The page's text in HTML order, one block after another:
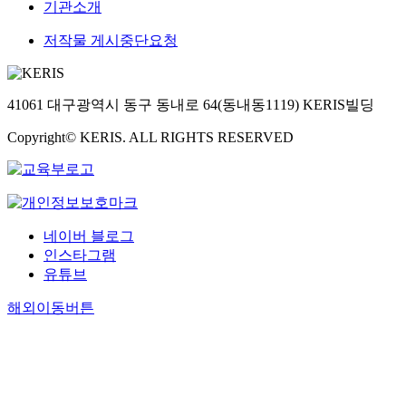
기관소개
저작물 게시중단요청
41061 대구광역시 동구 동내로 64(동내동1119) KERIS빌딩
Copyright© KERIS. ALL RIGHTS RESERVED
네이버 블로그
인스타그램
유튜브
해외이동버튼